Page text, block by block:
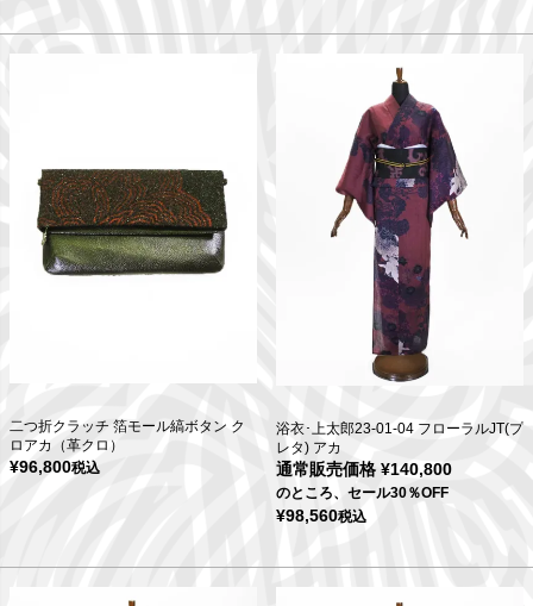
二つ折クラッチ 箔モール縞ボタン ク
ロアカ（革クロ）
¥96,800税込
浴衣･上太郎23-01-04 フローラルJT(プ
レタ) アカ
通常販売価格 ¥140,800
のところ、セール30％OFF
¥98,560税込